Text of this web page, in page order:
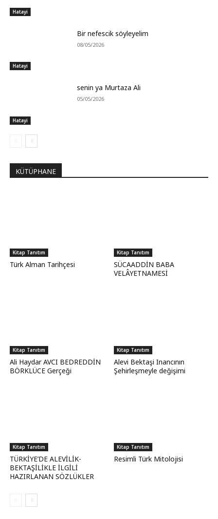
Hatayi
Hatayi
Bir nefescik söyleyelim
08/05/2026
Hatayi
senin ya Murtaza Ali
05/05/2026
KÜTÜPHANE
Kitap Tanıtım
Türk Alman Tarihçesi
Kitap Tanıtım
SÜCAADDİN BABA
VELÂYETNAMESİ
Kitap Tanıtım
Ali Haydar AVCI BEDREDDİN
BÖRKLÜCE Gerçeği
Kitap Tanıtım
Alevi Bektaşi Inancının
Şehirleşmeyle değişimi
Kitap Tanıtım
TÜRKİYE’DE ALEVİLİK-
BEKTAŞİLİKLE İLGİLİ
HAZIRLANAN SÖZLÜKLER
Kitap Tanıtım
Resimli Türk Mitolojisi